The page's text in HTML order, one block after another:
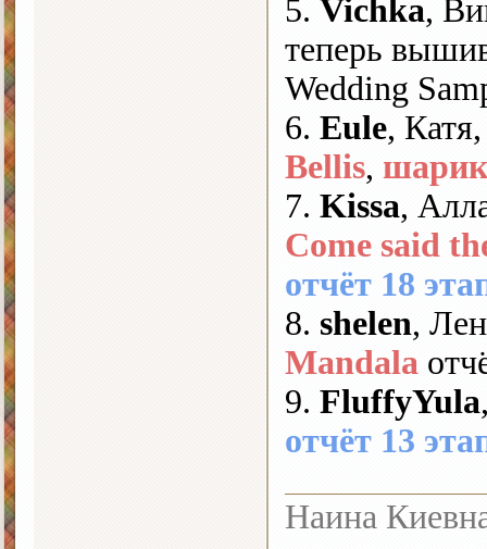
5. Vichka,
теперь
Wedding
6. Eule,
Bellis,
7. Kissa,
Come said
отчёт 18
8. shelen,
Mandala
9. FluffyYula
отчёт 13
Наина